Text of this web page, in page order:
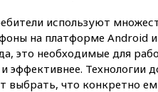
используют
на платформе Android
это необходимые для
эффективнее. Технологии
выбрать, что конкретно